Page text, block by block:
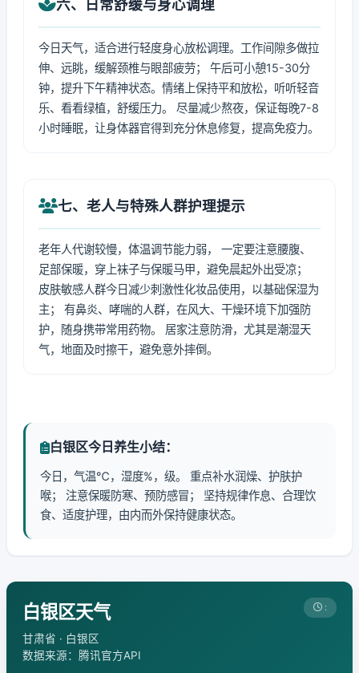
六、日常舒缓与身心调理
今日天气，适合进行轻度身心放松调理。工作间隙多做拉
伸、远眺，缓解颈椎与眼部疲劳； 午后可小憩15-30分
钟，提升下午精神状态。情绪上保持平和放松，听听轻音
乐、看看绿植，舒缓压力。 尽量减少熬夜，保证每晚7-8
小时睡眠，让身体器官得到充分休息修复，提高免疫力。
七、老人与特殊人群护理提示
老年人代谢较慢，体温调节能力弱， 一定要注意腰腹、
足部保暖，穿上袜子与保暖马甲，避免晨起外出受凉；
皮肤敏感人群今日减少刺激性化妆品使用，以基础保湿为
主； 有鼻炎、哮喘的人群，在风大、干燥环境下加强防
护，随身携带常用药物。 居家注意防滑，尤其是潮湿天
气，地面及时擦干，避免意外摔倒。
白银区今日养生小结：
今日，气温℃，湿度%，级。 重点补水润燥、护肤护
喉； 注意保暖防寒、预防感冒； 坚持规律作息、合理饮
食、适度护理，由内而外保持健康状态。
白银区天气
甘肃省 · 白银区
数据来源：腾讯官方API
: